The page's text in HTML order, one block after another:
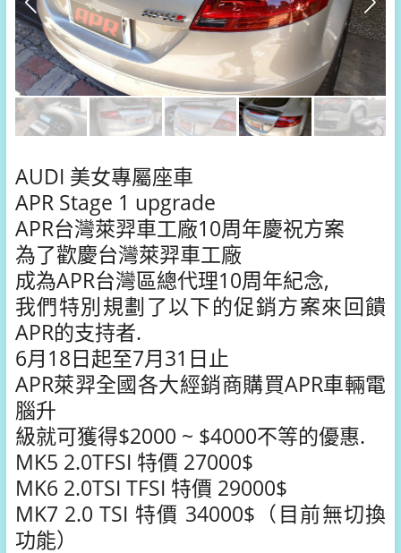
AUDI 美女專屬座車
APR Stage 1 upgrade
APR台灣萊羿車工廠10周年慶祝方案
為了歡慶台灣萊羿車工廠
成為APR台灣區總代理10周年紀念,
我們特別規劃了以下的促銷方案來回饋
APR的支持者.
6月18日起至7月31日止
APR萊羿全國各大經銷商購買APR車輛電
腦升
級就可獲得$2000 ~ $4000不等的優惠.
MK5 2.0TFSI 特價 27000$
MK6 2.0TSI TFSI 特價 29000$
MK7 2.0 TSI 特價 34000$（目前無切換
功能）